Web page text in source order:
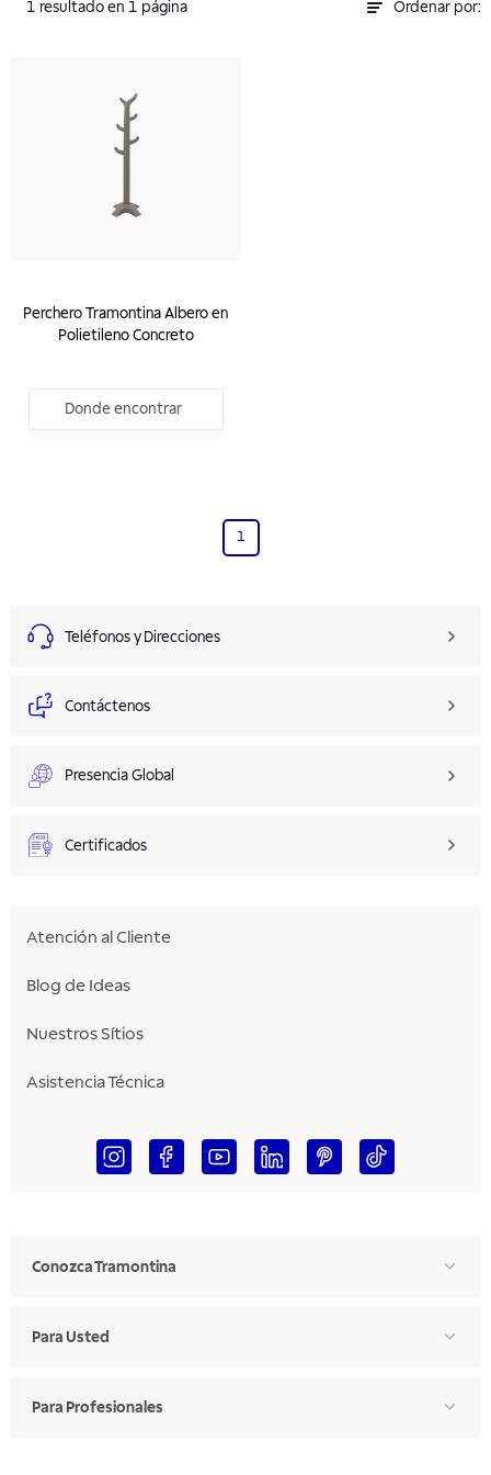
1 resultado en 1 página Ordenar por:
Perchero Tramontina Albero en
Polietileno Concreto
Donde encontrar
1
Teléfonos y Direcciones
Contáctenos
Presencia Global
Certificados
Atención al Cliente
Blog de Ideas
Nuestros Sítios
Asistencia Técnica
Conozca Tramontina
Para Usted
Para Profesionales